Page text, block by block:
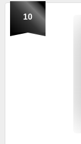
10